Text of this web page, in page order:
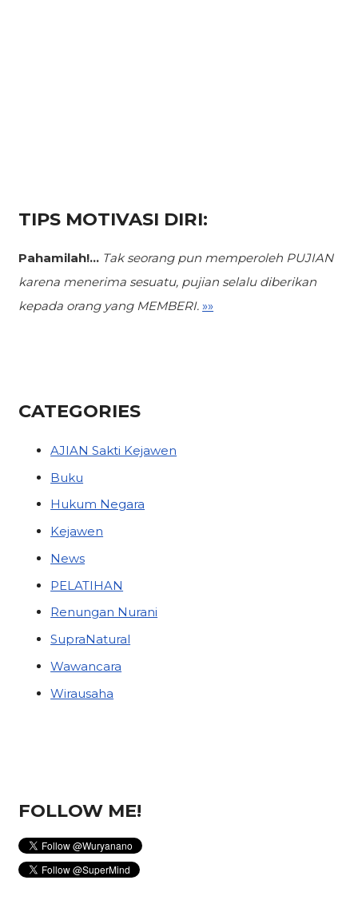
TIPS MOTIVASI DIRI:
Pahamilah!... Tak seorang pun memperoleh PUJIAN
karena menerima sesuatu, pujian selalu diberikan
kepada orang yang MEMBERI. »»
CATEGORIES
AJIAN Sakti Kejawen
Buku
Hukum Negara
Kejawen
News
PELATIHAN
Renungan Nurani
SupraNatural
Wawancara
Wirausaha
FOLLOW ME!